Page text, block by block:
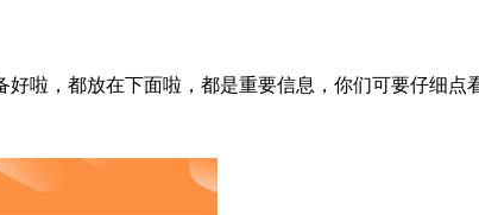
啦，都放在下面啦，都是重要信息，你们可要仔细点